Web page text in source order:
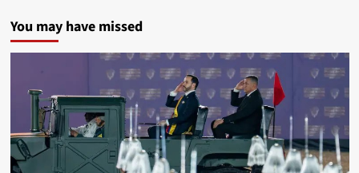
You may have missed